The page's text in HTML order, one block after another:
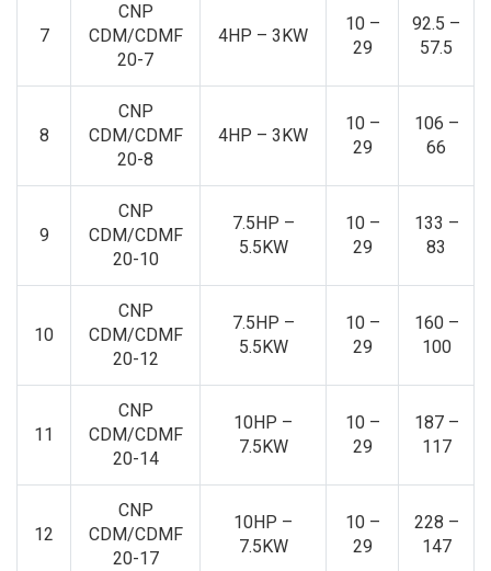
7
CNP
CDM/CDMF
20-7
4HP – 3KW
10 –
29
92.5 –
57.5
8
CNP
CDM/CDMF
20-8
4HP – 3KW
10 –
29
106 –
66
9
CNP
CDM/CDMF
20-10
7.5HP –
5.5KW
10 –
29
133 –
83
10
CNP
CDM/CDMF
20-12
7.5HP –
5.5KW
10 –
29
160 –
100
11
CNP
CDM/CDMF
20-14
10HP –
7.5KW
10 –
29
187 –
117
12
CNP
CDM/CDMF
20-17
10HP –
7.5KW
10 –
29
228 –
147